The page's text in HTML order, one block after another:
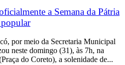
a Semana da Pátria
por meio da Secretaria Municipal
neste domingo (31), às 7h, na
do Coreto), a solenidade de...